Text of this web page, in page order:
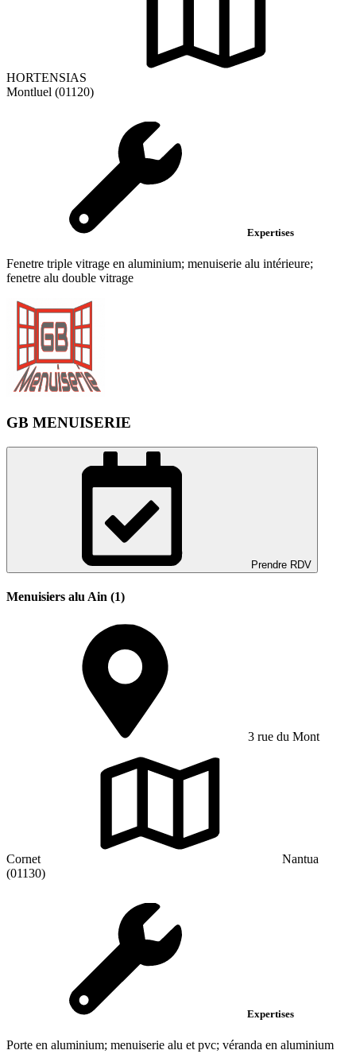
HORTENSIAS
Montluel (01120)
Expertises
Fenetre triple vitrage en aluminium; menuiserie alu intérieure;
fenetre alu double vitrage
GB MENUISERIE
Prendre RDV
Menuisiers alu Ain (1)
3 rue du Mont
Cornet
Nantua
(01130)
Expertises
Porte en aluminium; menuiserie alu et pvc; véranda en aluminium